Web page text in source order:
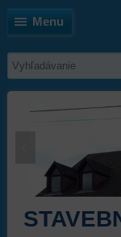
Menu